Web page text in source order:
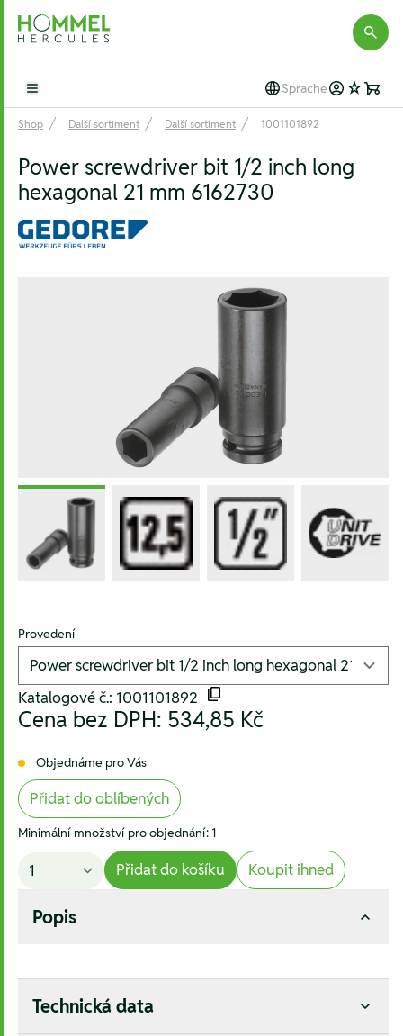
Hommel Hercules
Open main menu Sprache
Shop Další sortiment Další sortiment 1001101892
Power screwdriver bit 1/2 inch long
hexagonal 21 mm 6162730
Provedení
Katalogové č.: 1001101892
Cena bez DPH: 534,85 Kč
Objednáme pro Vás
Přidat do oblíbených
Minimální množství pro objednání: 1
Přidat do košíku Koupit ihned
Popis
Technická data